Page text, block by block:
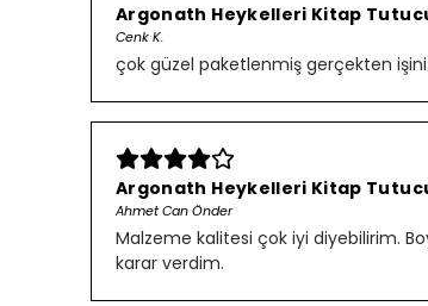
Argonath Heykelleri Kitap
Cenk K.
çok güzel paketlenmiş gerçekten
Argonath Heykelleri Kitap
Ahmet Can Önder
Malzeme kalitesi çok iyi diyebilirim.
karar verdim.